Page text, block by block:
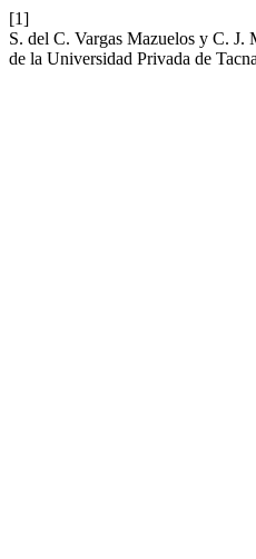
[1]
S. del C. Vargas Mazuelos y C. J.
de la Universidad Privada de